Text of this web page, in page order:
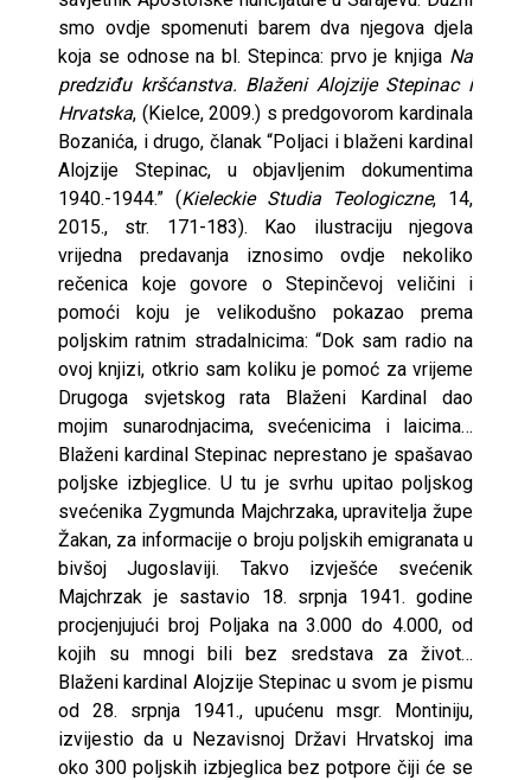
smo ovdje spomenuti barem dva njegova djela
koja se odnose na bl. Stepinca: prvo je knjiga Na
predziđu kršćanstva. Blaženi Alojzije Stepinac i
Hrvatska, (Kielce, 2009.) s predgovorom kardinala
Bozanića, i drugo, članak “Poljaci i blaženi kardinal
Alojzije Stepinac, u objavljenim dokumentima
1940.-1944.” (Kieleckie Studia Teologiczne, 14,
2015., str. 171-183). Kao ilustraciju njegova
vrijedna predavanja iznosimo ovdje nekoliko
rečenica koje govore o Stepinčevoj veličini i
pomoći koju je velikodušno pokazao prema
poljskim ratnim stradalnicima: “Dok sam radio na
ovoj knjizi, otkrio sam koliku je pomoć za vrijeme
Drugoga svjetskog rata Blaženi Kardinal dao
mojim sunarodnjacima, svećenicima i laicima…
Blaženi kardinal Stepinac neprestano je spašavao
poljske izbjeglice. U tu je svrhu upitao poljskog
svećenika Zygmunda Majchrzaka, upravitelja župe
Žakan, za informacije o broju poljskih emigranata u
bivšoj Jugoslaviji. Takvo izvješće svećenik
Majchrzak je sastavio 18. srpnja 1941. godine
procjenjujući broj Poljaka na 3.000 do 4.000, od
kojih su mnogi bili bez sredstava za život…
Blaženi kardinal Alojzije Stepinac u svom je pismu
od 28. srpnja 1941., upućenu msgr. Montiniju,
izvijestio da u Nezavisnoj Državi Hrvatskoj ima
oko 300 poljskih izbjeglica bez potpore čiji će se